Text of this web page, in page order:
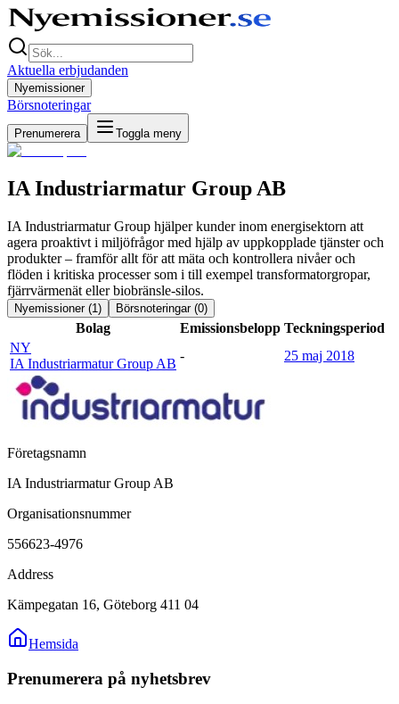
Aktuella erbjudanden
Nyemissioner
Börsnoteringar
Prenumerera Toggla meny
IA Industriarmatur Group AB
IA Industriarmatur Group hjälper kunder inom energisektorn att
agera proaktivt i miljöfrågor med hjälp av uppkopplade tjänster och
produkter – framför allt för att mäta och kontrollera nivåer och
flöden i kritiska processer som i till exempel transformatorgropar,
fjärrvärmenät eller biobränsle-silos.
Nyemissioner (1 ) Börsnoteringar (0)
Bolag Emissionsbelopp Teckningsperiod
NY
IA Industriarmatur Group AB
- 25 maj 2018
Företagsnamn
IA Industriarmatur Group AB
Organisationsnummer
556623-4976
Address
Kämpegatan 16, Göteborg 411 04
Hemsida
Prenumerera på nyhetsbrev